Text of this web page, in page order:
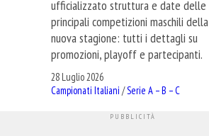
ufficializzato struttura e date delle
principali competizioni maschili della
nuova stagione: tutti i dettagli su
promozioni, playoff e partecipanti.
28 Luglio 2026
Campionati Italiani /Serie A – B – C